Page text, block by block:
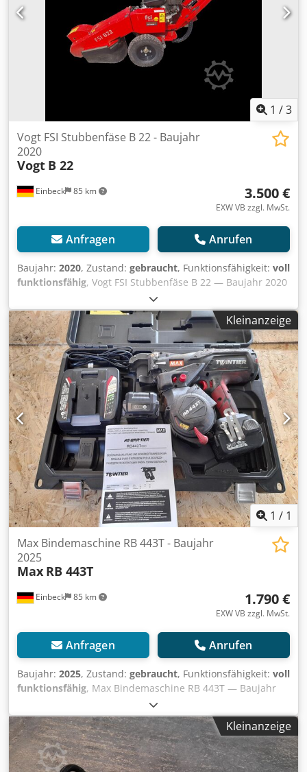
1 /3
Einbeck 85 km
Vogt FSI Stubbenfäse B 22 - Baujahr
2020
Vogt B 22
3.500 €
EXW VB zzgl. MwSt.
Anfragen Anrufen
Baujahr: 2020, Zustand: gebraucht, Funktionsfähigkeit: voll
funktionsfähig, Vogt FSI Stubbenfäse B 22 — Baujahr 2020
Gebraucht aus dem professionellen Mietpark der Kurt
König Baumaschinen GmbH, Einbeck. Zustand & Hinweise:
- Zustand: Gebraucht aus Vermietung, regelmäßig
gewartet - Funktion: Voll funktionsfähig - Produktbilder
folgen — bei Interesse kontaktieren Sie uns gerne für
aktuelle Fotos Dksdpfsy A E E Rex Afxor - Besichtigung in
37574 Einbeck nach Vereinbarung möglich Preis 7.900 EUR
zzgl. MwSt. | EXW Einbeck | Lieferung auf Anfrage
Kleinanzeige
1 / 1
Einbeck 85 km
Max Bindemaschine RB 443T - Baujahr
2025
Max RB 443T
1.790 €
EXW VB zzgl. MwSt.
Anfragen Anrufen
Baujahr: 2025, Zustand: gebraucht, Funktionsfähigkeit: voll
funktionsfähig, Max Bindemaschine RB 443T — Baujahr
2025 Gebraucht aus dem professionellen Mietpark der
Kurt König Baumaschinen GmbH, Einbeck. Zustand &
Hinweise: - Zustand: Gebraucht aus Vermietung,
regelmäßig gewartet - Funktion: Voll funktionsfähig -
Produktbilder folgen — bei Interesse kontaktieren Sie uns
Kleinanzeige